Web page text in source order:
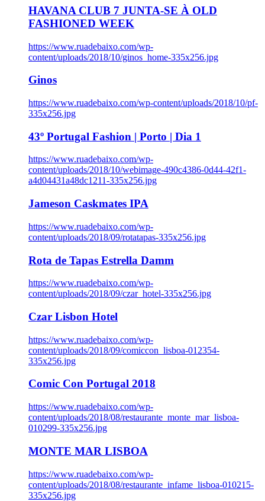
HAVANA CLUB 7 JUNTA-SE À OLD
FASHIONED WEEK
https://www.ruadebaixo.com/wp-
content/uploads/2018/10/ginos_home-335x256.jpg
Ginos
https://www.ruadebaixo.com/wp-content/uploads/2018/10/pf-
335x256.jpg
43º Portugal Fashion | Porto | Dia 1
https://www.ruadebaixo.com/wp-
content/uploads/2018/10/webimage-490c4386-0d44-42f1-
a4d04431a48dc1211-335x256.jpg
Jameson Caskmates IPA
https://www.ruadebaixo.com/wp-
content/uploads/2018/09/rotatapas-335x256.jpg
Rota de Tapas Estrella Damm
https://www.ruadebaixo.com/wp-
content/uploads/2018/09/czar_hotel-335x256.jpg
Czar Lisbon Hotel
https://www.ruadebaixo.com/wp-
content/uploads/2018/09/comiccon_lisboa-012354-
335x256.jpg
Comic Con Portugal 2018
https://www.ruadebaixo.com/wp-
content/uploads/2018/08/restaurante_monte_mar_lisboa-
010299-335x256.jpg
MONTE MAR LISBOA
https://www.ruadebaixo.com/wp-
content/uploads/2018/08/restaurante_infame_lisboa-010215-
335x256.jpg